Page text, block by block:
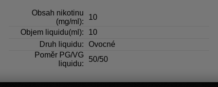
Obsah nikotinu
(mg/ml):
10
Objem liquidu(ml):
10
Druh liquidu:
Ovocné
Poměr PG/VG
liquidu:
50/50